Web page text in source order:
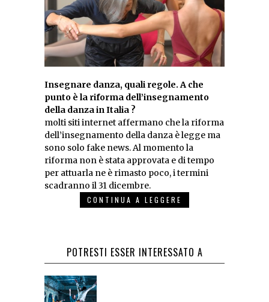
Insegnare danza, quali regole. A che
punto è la riforma dell’insegnamento
della danza in Italia ?
molti siti internet affermano che la riforma
dell’insegnamento della danza è legge ma
sono solo fake news. Al momento la
riforma non è stata approvata e di tempo
per attuarla ne è rimasto poco, i termini
scadranno il 31 dicembre.
CONTINUA A LEGGERE
POTRESTI ESSER INTERESSATO A